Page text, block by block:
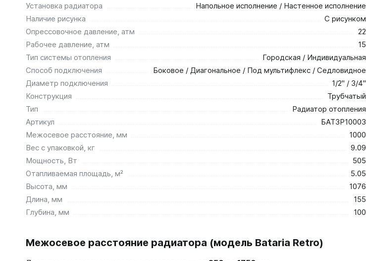
Установка радиатора
Напольное исполнение / Настенное исполнение
Наличие рисунка
С рисунком
Опрессовочное давление, атм
22
Рабочее давление, атм
15
Тип системы отопления
Городская / Индивидуальная
Способ подключения
Боковое / Диагональное / Под мультифлекс / Седловидное
Диаметр подключения
1/2" / 3/4"
Конструкция
Трубчатый
Тип
Радиатор отопления
Артикул
БАТ3Р10003
Межосевое расстояние, мм
1000
Вес с упаковкой, кг
9.09
Мощность, Вт
505
Отапливаемая площадь, м²
5.05
Высота, мм
1076
Длина, мм
155
Глубина, мм
100
Межосевое расстояние радиатора (модель Bataria Retro)